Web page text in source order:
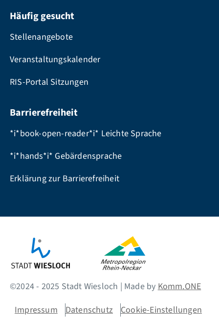
Häufig gesucht
Stellenangebote
Veranstaltungskalender
RIS-Portal Sitzungen
Barrierefreiheit
*i*book-open-reader*i* Leichte Sprache
*i*hands*i* Gebärdensprache
Erklärung zur Barrierefreiheit
©2024 - 2025 Stadt Wiesloch | Made by Komm.ONE
Impressum
Datenschutz Cookie-Einstellungen